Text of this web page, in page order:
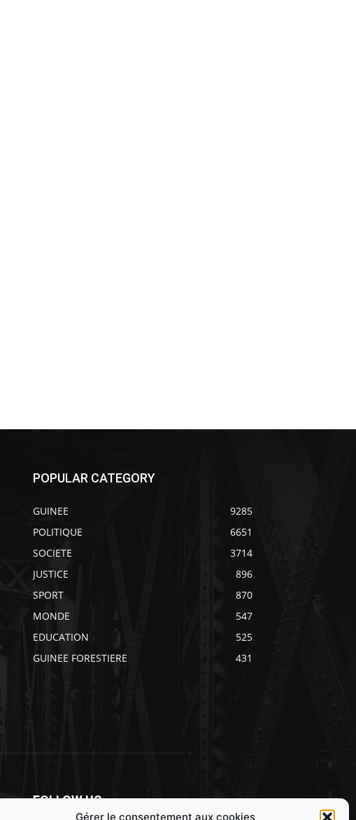
Gérer le consentement aux cookies
POPULAR CATEGORY
GUINEE
9285
POLITIQUE
6651
SOCIETE
3714
JUSTICE
896
SPORT
870
MONDE
547
EDUCATION
525
GUINEE FORESTIERE
431
FOLLOW US